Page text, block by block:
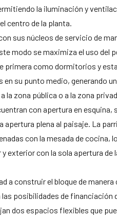
la iluminación y
centro de la planta.
sus núcleos de servicio de
modo se maximiza el uso del
primera como dormitorios y
en su punto medio, generando
la zona pública o a la zona
con apertura en esquina,
apertura plena al paisaje. La
con la mesada de cocina,
exterior con la sola apertura de
a construir el bloque de
posibilidades de financiación
dos espacios flexibles que